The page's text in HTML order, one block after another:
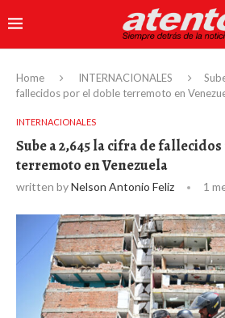
Home INTERNACIONALES
fallecidos por el doble terremoto en
INTERNACIONALES
Sube a 2,645 la cifra de
terremoto en Venezuela
written byNelson Antonio Feliz 1